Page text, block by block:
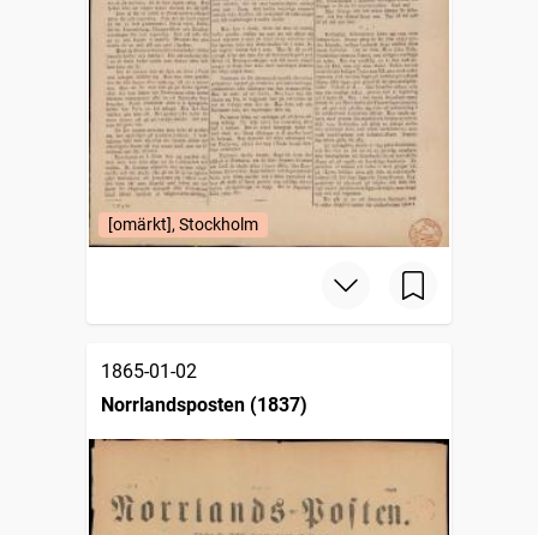
[omärkt], Stockholm
1865-01-02
Norrlandsposten (1837)